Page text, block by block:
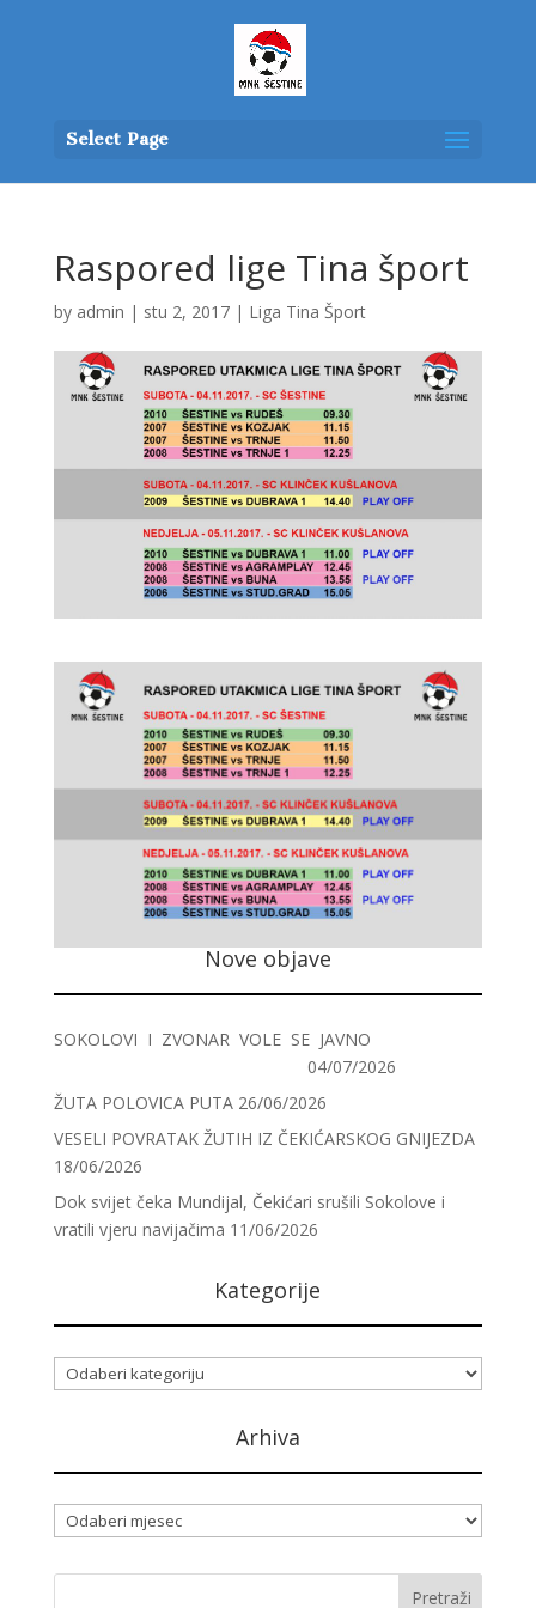
Select Page
Raspored lige Tina šport
by admin | stu 2, 2017| Liga Tina Šport
Nove objave
SOKOLOVI I ZVONAR VOLE SE JAVNO
04/07/2026
ŽUTA POLOVICA PUTA 26/06/2026
VESELI POVRATAK ŽUTIH IZ ČEKIĆARSKOG GNIJEZDA
18/06/2026
Dok svijet čeka Mundijal, Čekićari srušili Sokolove i
vratili vjeru navijačima 11/06/2026
Kategorije
Kategorije
Arhiva
Arhiva